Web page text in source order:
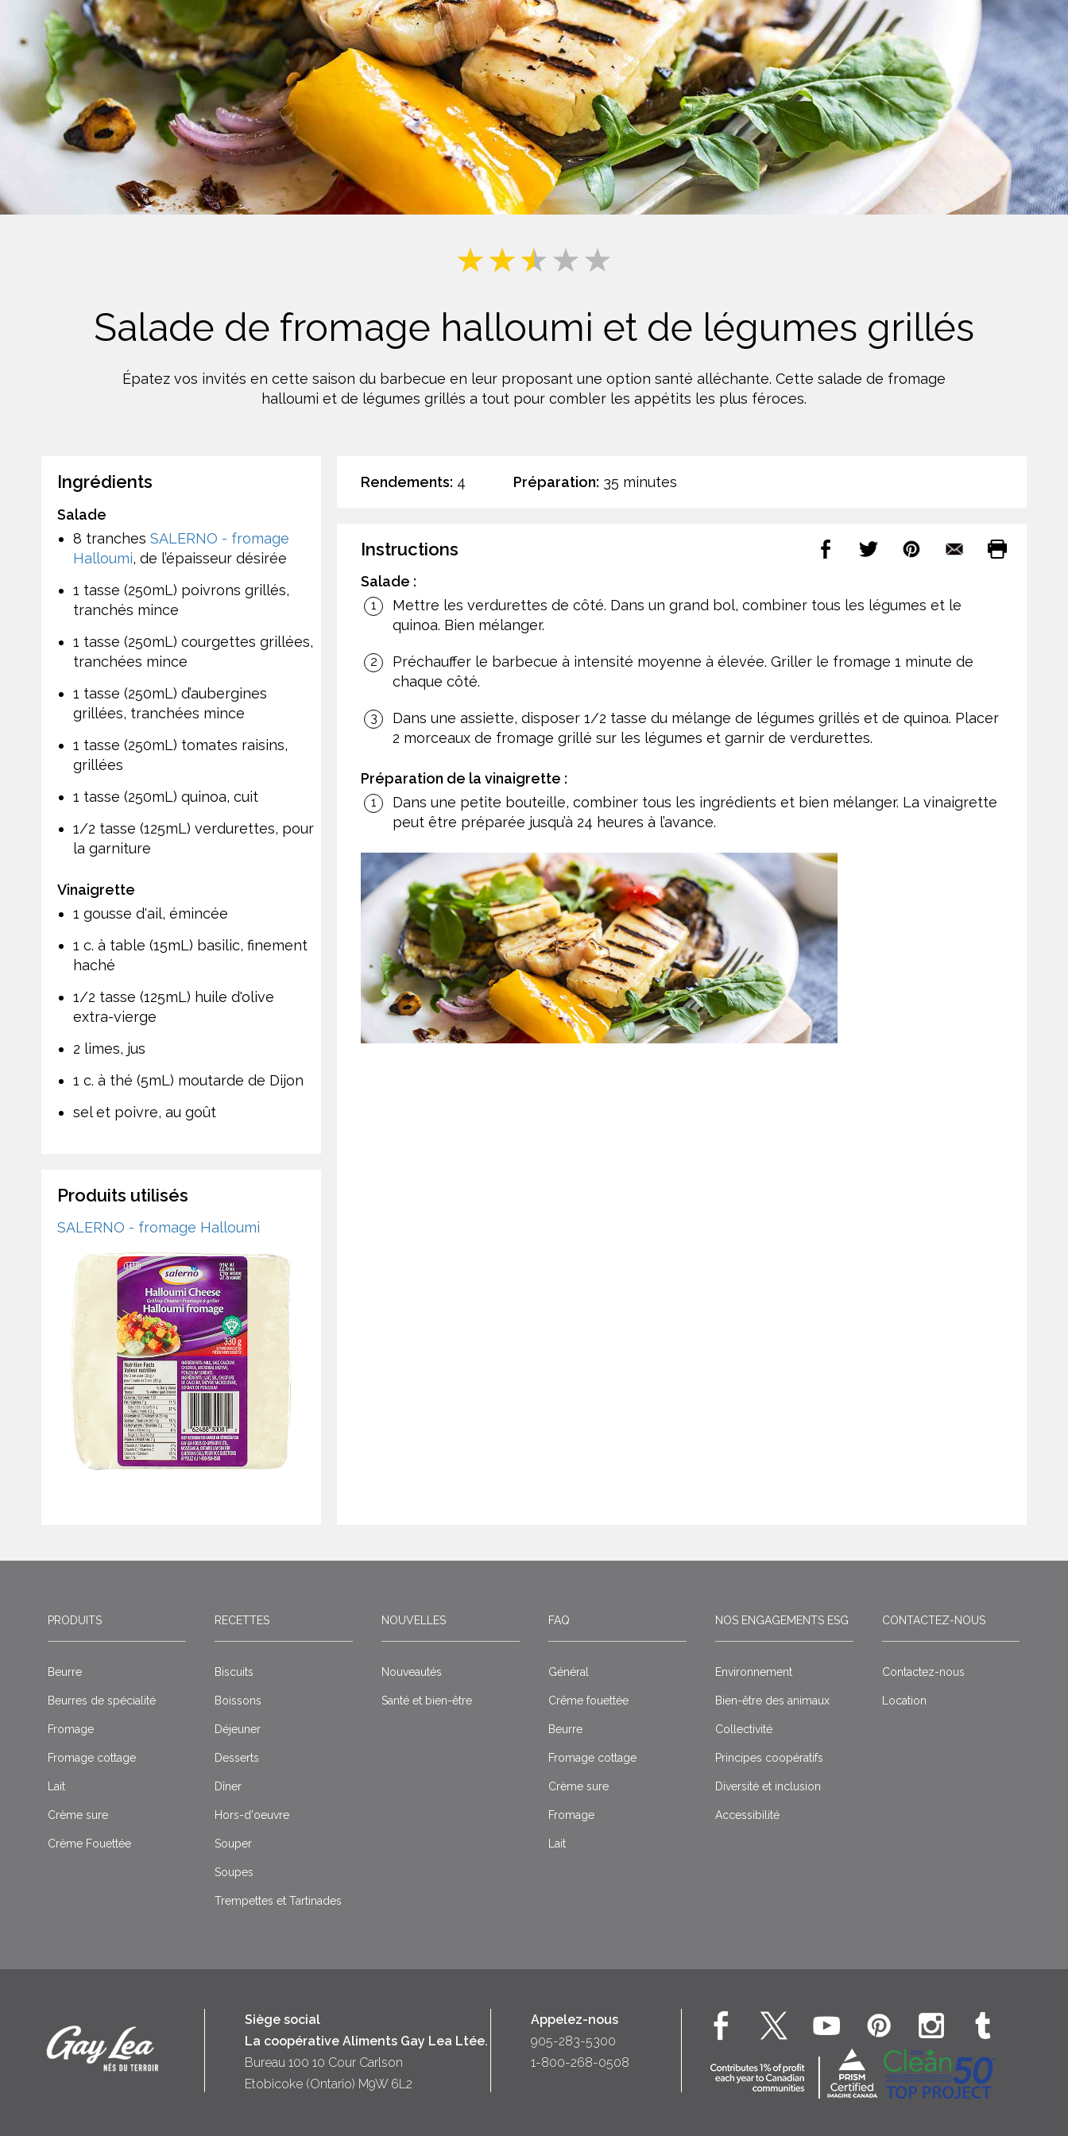
Crème Fouettée Desserts
Boissons
Biscuits
Lait
Yogourt
Salade de fromage halloumi et de légumes grillés
Épatez vos invités en cette saison du barbecue en leur proposant une option santé alléchante. Cette salade de fromage
halloumi et de légumes grillés a tout pour combler les appétits les plus féroces.
Rendements: 4 Préparation: 35 minutes
Instructions
Salade :
Mettre les verdurettes de côté. Dans un grand bol, combiner tous les légumes et le
quinoa. Bien mélanger.
Préchauffer le barbecue à intensité moyenne à élevée. Griller le fromage 1 minute de
chaque côté.
Dans une assiette, disposer 1/2 tasse du mélange de légumes grillés et de quinoa. Placer
2 morceaux de fromage grillé sur les légumes et garnir de verdurettes.
Préparation de la vinaigrette :
Dans une petite bouteille, combiner tous les ingrédients et bien mélanger. La vinaigrette
peut être préparée jusqu’à 24 heures à l’avance.
Ingrédients
Salade
8 tranches SALERNO - fromage
Halloumi, de l’épaisseur désirée
1 tasse (250mL) poivrons grillés,
tranchés mince
1 tasse (250mL) courgettes grillées,
tranchées mince
1 tasse (250mL) d’aubergines
grillées, tranchées mince
1 tasse (250mL) tomates raisins,
grillées
1 tasse (250mL) quinoa, cuit
1/2 tasse (125mL) verdurettes, pour
la garniture
Vinaigrette
1 gousse d'ail, émincée
1 c. à table (15mL) basilic, finement
haché
1/2 tasse (125mL) huile d'olive
extra-vierge
2 limes, jus
1 c. à thé (5mL) moutarde de Dijon
sel et poivre, au goût
Produits utilisés
SALERNO - fromage Halloumi
PRODUITS
Beurre
Beurres de spécialité
Fromage
Fromage cottage
Lait
Crème sure
Crème Fouettée
RECETTES
Biscuits
Boissons
Déjeuner
Desserts
Dîner
Hors-d'oeuvre
Souper
Soupes
Trempettes et Tartinades
NOUVELLES
Nouveautés
Santé et bien-être
FAQ
Général
Crême fouettée
Beurre
Fromage cottage
Crème sure
Fromage
Lait
NOS ENGAGEMENTS ESG
Environnement
Bien-être des animaux
Collectivité
Principes coopératifs
Diversité et inclusion
Accessibilité
CONTACTEZ-NOUS
Contactez-nous
Location
Siège social
La coopérative Aliments Gay Lea Ltée.
Bureau 100 10 Cour Carlson
Etobicoke (Ontario) M9W 6L2
Appelez-nous
905-283-5300
1-800-268-0508